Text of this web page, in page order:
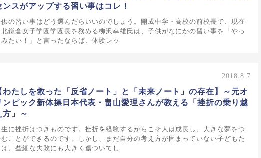
ンスがアップする習い事はコレ！
供の習い事はどう選んだらいいのでしょう。開成中学・高校の前校長で、現在
北鎌倉女子学園学園長を務める柳沢幸雄氏は、子供がなにかの習い事を「やっ
みたい！」と言ったならば、体験レッ
2018.8.7
わたしを救った「反省ノート」と「未来ノート」の存在】～元オ
ンピック新体操日本代表・畠山愛理さんが教える「挫折の乗り越
方」～
生に挫折はつきものです。挫折を経験するからこそ人は成長し、大きな夢をつ
むことができるのです。しかし、まだ自分の考え方が固まっていない子どもた
は、些細な失敗にも大きく傷ついてし